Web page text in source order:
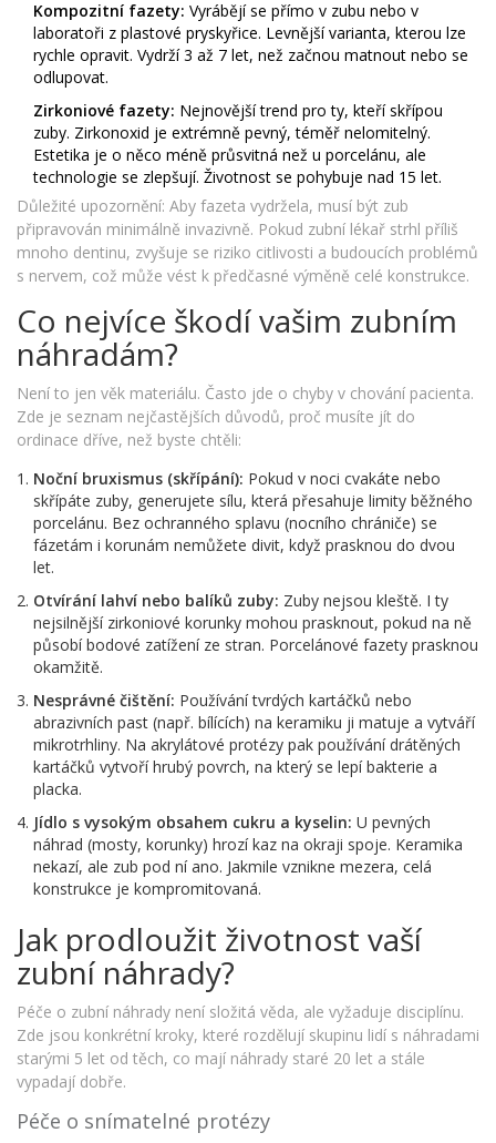
Kompozitní fazety: Vyrábějí se přímo v zubu nebo v
laboratoři z plastové pryskyřice. Levnější varianta, kterou lze
rychle opravit. Vydrží 3 až 7 let, než začnou matnout nebo se
odlupovat.
Zirkoniové fazety: Nejnovější trend pro ty, kteří skřípou
zuby. Zirkonoxid je extrémně pevný, téměř nelomitelný.
Estetika je o něco méně průsvitná než u porcelánu, ale
technologie se zlepšují. Životnost se pohybuje nad 15 let.
Důležité upozornění: Aby fazeta vydržela, musí být zub
připravován minimálně invazivně. Pokud zubní lékař strhl příliš
mnoho dentinu, zvyšuje se riziko citlivosti a budoucích problémů
s nervem, což může vést k předčasné výměně celé konstrukce.
Co nejvíce škodí vašim zubním
náhradám?
Není to jen věk materiálu. Často jde o chyby v chování pacienta.
Zde je seznam nejčastějších důvodů, proč musíte jít do
ordinace dříve, než byste chtěli:
Noční bruxismus (skřípání): Pokud v noci cvakáte nebo
skřípáte zuby, generujete sílu, která přesahuje limity běžného
porcelánu. Bez ochranného splavu (nocního chrániče) se
fázetám i korunám nemůžete divit, když prasknou do dvou
let.
Otvírání lahví nebo balíků zuby: Zuby nejsou kleště. I ty
nejsilnější zirkoniové korunky mohou prasknout, pokud na ně
působí bodové zatížení ze stran. Porcelánové fazety prasknou
okamžitě.
Nesprávné čištění: Používání tvrdých kartáčků nebo
abrazivních past (např. bílících) na keramiku ji matuje a vytváří
mikrotrhliny. Na akrylátové protézy pak používání drátěných
kartáčků vytvoří hrubý povrch, na který se lepí bakterie a
placka.
Jídlo s vysokým obsahem cukru a kyselin: U pevných
náhrad (mosty, korunky) hrozí kaz na okraji spoje. Keramika
nekazí, ale zub pod ní ano. Jakmile vznikne mezera, celá
konstrukce je kompromitovaná.
Jak prodloužit životnost vaší
zubní náhrady?
Péče o zubní náhrady není složitá věda, ale vyžaduje disciplínu.
Zde jsou konkrétní kroky, které rozdělují skupinu lidí s náhradami
starými 5 let od těch, co mají náhrady staré 20 let a stále
vypadají dobře.
Péče o snímatelné protézy